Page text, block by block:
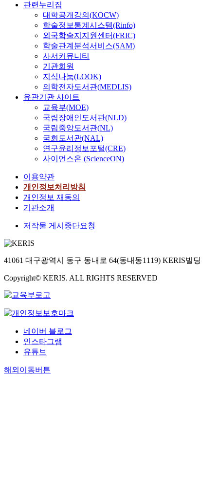
관련누리집
대학공개강의(KOCW)
학술정보통계시스템(Rinfo)
외국학술지지원센터(FRIC)
학술관계분석서비스(SAM)
사서커뮤니티
기관회원
지식나눔(LOOK)
의학전자도서관(MEDLIS)
유관기관 사이트
교육부(MOE)
국립장애인도서관(NLD)
국립중앙도서관(NL)
국회도서관(NAL)
연구윤리정보포털(CRE)
사이언스온 (ScienceON)
이용약관
개인정보처리방침
개인정보 재동의
기관소개
저작물 게시중단요청
41061 대구광역시 동구 동내로 64(동내동1119) KERIS빌딩
Copyright© KERIS. ALL RIGHTS RESERVED
네이버 블로그
인스타그램
유튜브
해외이동버튼